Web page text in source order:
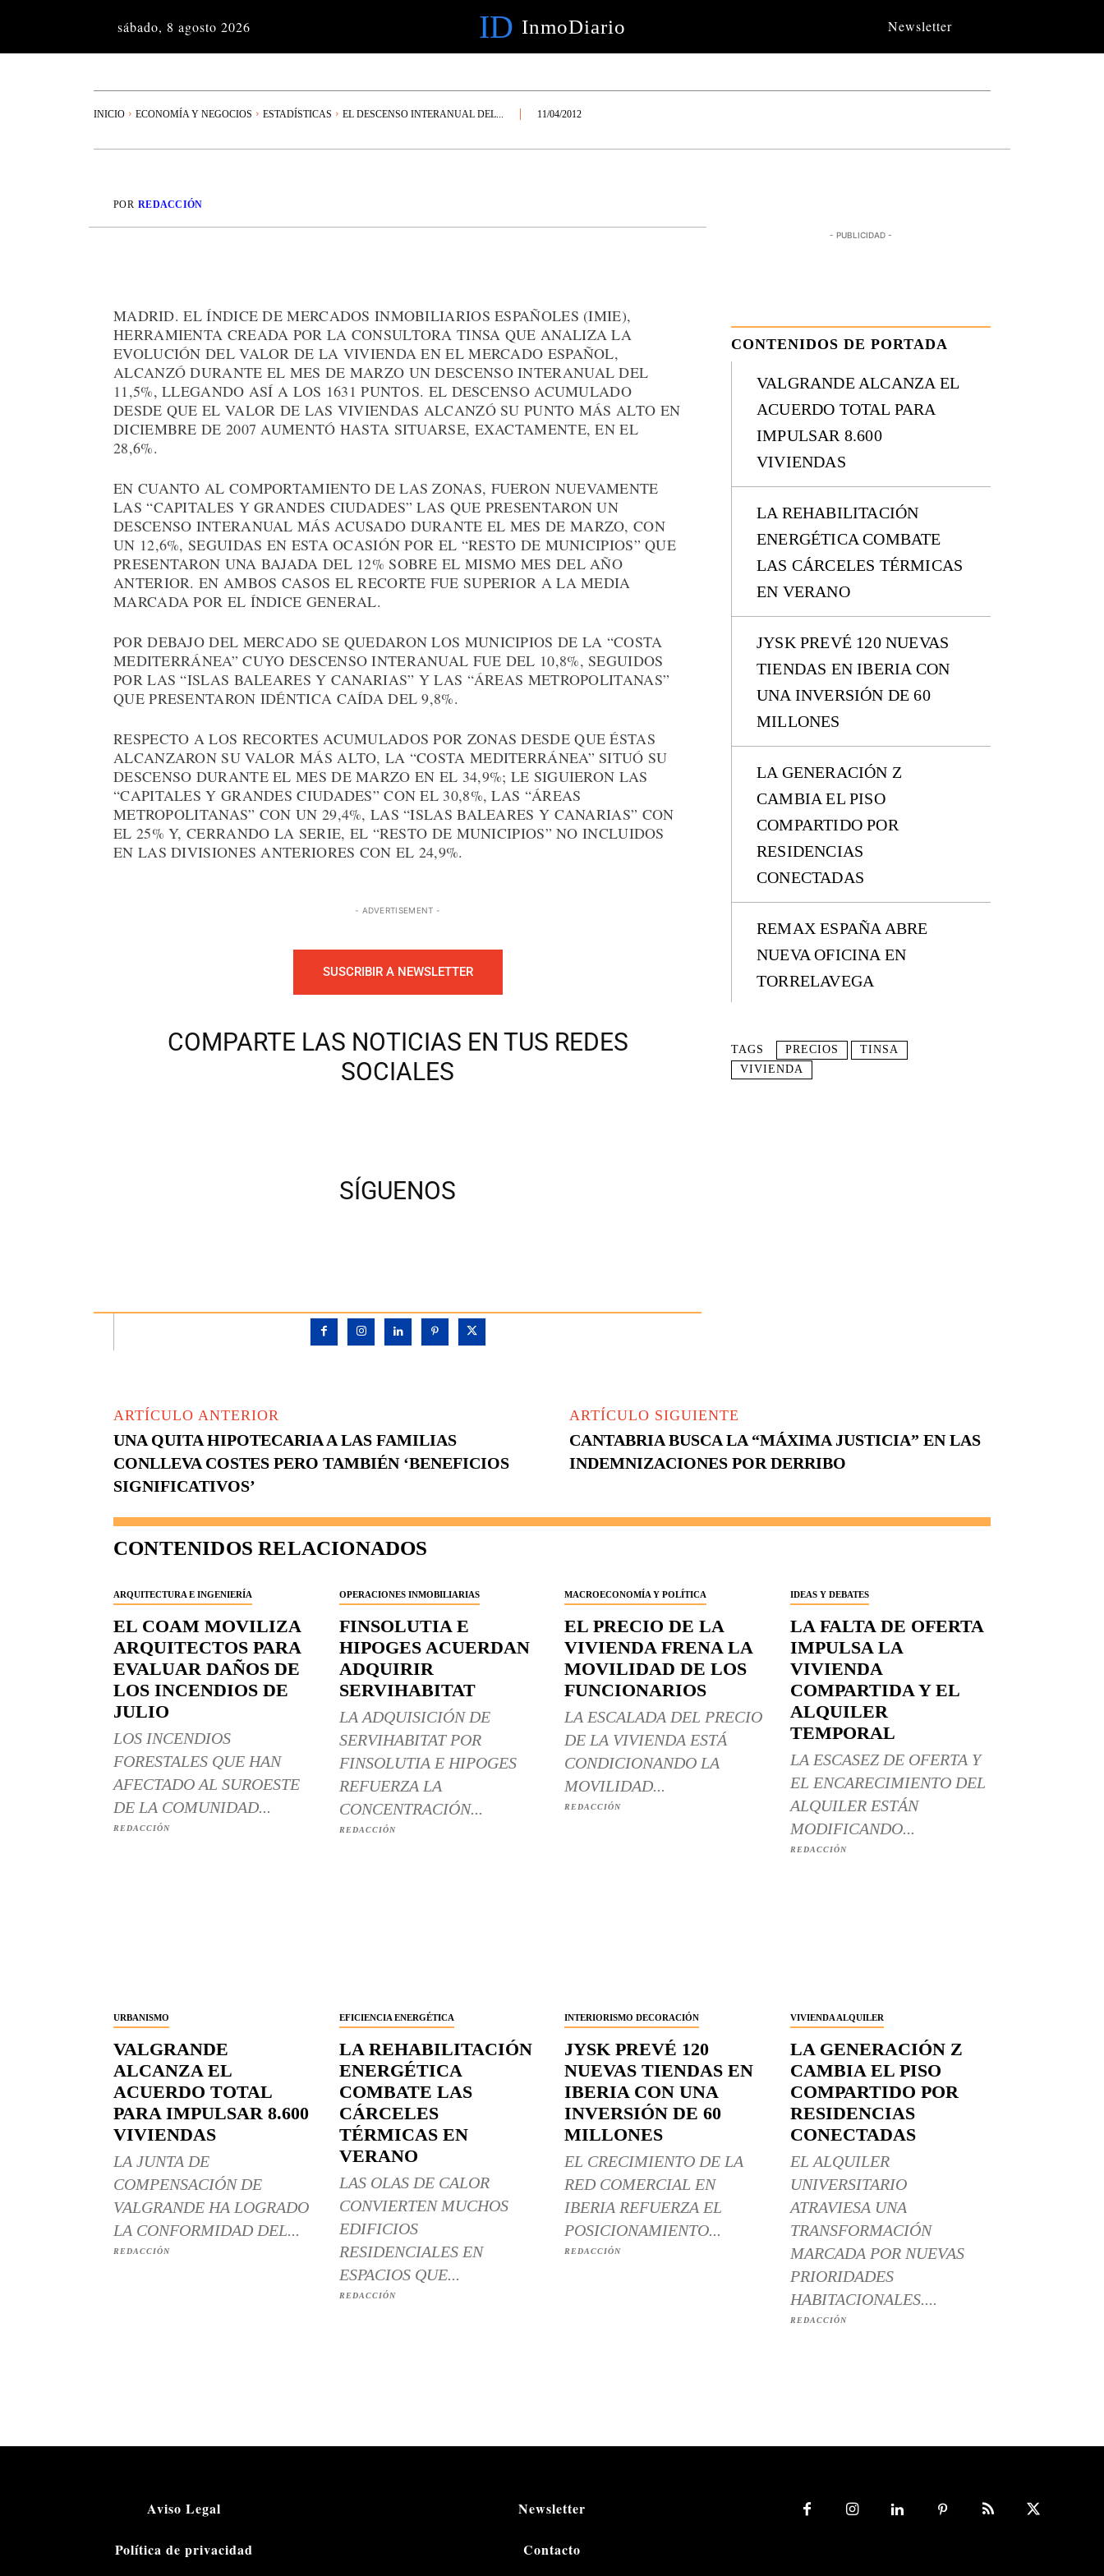
sábado, 8 agosto 2026 ID InmoDiario Newsletter
INICIO ECONOMÍA Y NEGOCIOS ESTADÍSTICAS EL DESCENSO INTERANUAL DEL... 11/04/2012
POR REDACCIÓN
MADRID. EL ÍNDICE DE MERCADOS INMOBILIARIOS ESPAÑOLES (IMIE),
HERRAMIENTA CREADA POR LA CONSULTORA TINSA QUE ANALIZA LA
EVOLUCIÓN DEL VALOR DE LA VIVIENDA EN EL MERCADO ESPAÑOL,
ALCANZÓ DURANTE EL MES DE MARZO UN DESCENSO INTERANUAL DEL
11,5%, LLEGANDO ASÍ A LOS 1631 PUNTOS. EL DESCENSO ACUMULADO
DESDE QUE EL VALOR DE LAS VIVIENDAS ALCANZÓ SU PUNTO MÁS ALTO EN
DICIEMBRE DE 2007 AUMENTÓ HASTA SITUARSE, EXACTAMENTE, EN EL
28,6%.
EN CUANTO AL COMPORTAMIENTO DE LAS ZONAS, FUERON NUEVAMENTE
LAS “CAPITALES Y GRANDES CIUDADES” LAS QUE PRESENTARON UN
DESCENSO INTERANUAL MÁS ACUSADO DURANTE EL MES DE MARZO, CON
UN 12,6%, SEGUIDAS EN ESTA OCASIÓN POR EL “RESTO DE MUNICIPIOS” QUE
PRESENTARON UNA BAJADA DEL 12% SOBRE EL MISMO MES DEL AÑO
ANTERIOR. EN AMBOS CASOS EL RECORTE FUE SUPERIOR A LA MEDIA
MARCADA POR EL ÍNDICE GENERAL.
POR DEBAJO DEL MERCADO SE QUEDARON LOS MUNICIPIOS DE LA “COSTA
MEDITERRÁNEA” CUYO DESCENSO INTERANUAL FUE DEL 10,8%, SEGUIDOS
POR LAS “ISLAS BALEARES Y CANARIAS” Y LAS “ÁREAS METROPOLITANAS”
QUE PRESENTARON IDÉNTICA CAÍDA DEL 9,8%.
RESPECTO A LOS RECORTES ACUMULADOS POR ZONAS DESDE QUE ÉSTAS
ALCANZARON SU VALOR MÁS ALTO, LA “COSTA MEDITERRÁNEA” SITUÓ SU
DESCENSO DURANTE EL MES DE MARZO EN EL 34,9%; LE SIGUIERON LAS
“CAPITALES Y GRANDES CIUDADES” CON EL 30,8%, LAS “ÁREAS
METROPOLITANAS” CON UN 29,4%, LAS “ISLAS BALEARES Y CANARIAS” CON
EL 25% Y, CERRANDO LA SERIE, EL “RESTO DE MUNICIPIOS” NO INCLUIDOS
EN LAS DIVISIONES ANTERIORES CON EL 24,9%.
- ADVERTISEMENT -
SUSCRIBIR A NEWSLETTER
COMPARTE LAS NOTICIAS EN TUS REDES
SOCIALES
SÍGUENOS
- PUBLICIDAD -
CONTENIDOS DE PORTADA
VALGRANDE ALCANZA EL
ACUERDO TOTAL PARA
IMPULSAR 8.600
VIVIENDAS
LA REHABILITACIÓN
ENERGÉTICA COMBATE
LAS CÁRCELES TÉRMICAS
EN VERANO
JYSK PREVÉ 120 NUEVAS
TIENDAS EN IBERIA CON
UNA INVERSIÓN DE 60
MILLONES
LA GENERACIÓN Z
CAMBIA EL PISO
COMPARTIDO POR
RESIDENCIAS
CONECTADAS
REMAX ESPAÑA ABRE
NUEVA OFICINA EN
TORRELAVEGA
TAGS PRECIOS
TINSA
VIVIENDA
ARTÍCULO ANTERIOR
UNA QUITA HIPOTECARIA A LAS FAMILIAS
CONLLEVA COSTES PERO TAMBIÉN ‘BENEFICIOS
SIGNIFICATIVOS’
ARTÍCULO SIGUIENTE
CANTABRIA BUSCA LA “MÁXIMA JUSTICIA” EN LAS
INDEMNIZACIONES POR DERRIBO
CONTENIDOS RELACIONADOS
ARQUITECTURA E INGENIERÍA
EL COAM MOVILIZA
ARQUITECTOS PARA
EVALUAR DAÑOS DE
LOS INCENDIOS DE
JULIO
LOS INCENDIOS
FORESTALES QUE HAN
AFECTADO AL SUROESTE
DE LA COMUNIDAD...
REDACCIÓN
OPERACIONES INMOBILIARIAS
FINSOLUTIA E
HIPOGES ACUERDAN
ADQUIRIR
SERVIHABITAT
LA ADQUISICIÓN DE
SERVIHABITAT POR
FINSOLUTIA E HIPOGES
REFUERZA LA
CONCENTRACIÓN...
REDACCIÓN
MACROECONOMÍA Y POLÍTICA
EL PRECIO DE LA
VIVIENDA FRENA LA
MOVILIDAD DE LOS
FUNCIONARIOS
LA ESCALADA DEL PRECIO
DE LA VIVIENDA ESTÁ
CONDICIONANDO LA
MOVILIDAD...
REDACCIÓN
IDEAS Y DEBATES
LA FALTA DE OFERTA
IMPULSA LA
VIVIENDA
COMPARTIDA Y EL
ALQUILER
TEMPORAL
LA ESCASEZ DE OFERTA Y
EL ENCARECIMIENTO DEL
ALQUILER ESTÁN
MODIFICANDO...
REDACCIÓN
URBANISMO
VALGRANDE
ALCANZA EL
ACUERDO TOTAL
PARA IMPULSAR 8.600
VIVIENDAS
LA JUNTA DE
COMPENSACIÓN DE
VALGRANDE HA LOGRADO
LA CONFORMIDAD DEL...
REDACCIÓN
EFICIENCIA ENERGÉTICA
LA REHABILITACIÓN
ENERGÉTICA
COMBATE LAS
CÁRCELES
TÉRMICAS EN
VERANO
LAS OLAS DE CALOR
CONVIERTEN MUCHOS
EDIFICIOS
RESIDENCIALES EN
ESPACIOS QUE...
REDACCIÓN
INTERIORISMO DECORACIÓN
JYSK PREVÉ 120
NUEVAS TIENDAS EN
IBERIA CON UNA
INVERSIÓN DE 60
MILLONES
EL CRECIMIENTO DE LA
RED COMERCIAL EN
IBERIA REFUERZA EL
POSICIONAMIENTO...
REDACCIÓN
VIVIENDA ALQUILER
LA GENERACIÓN Z
CAMBIA EL PISO
COMPARTIDO POR
RESIDENCIAS
CONECTADAS
EL ALQUILER
UNIVERSITARIO
ATRAVIESA UNA
TRANSFORMACIÓN
MARCADA POR NUEVAS
PRIORIDADES
HABITACIONALES....
REDACCIÓN
Aviso Legal
Política de privacidad
Newsletter
Contacto